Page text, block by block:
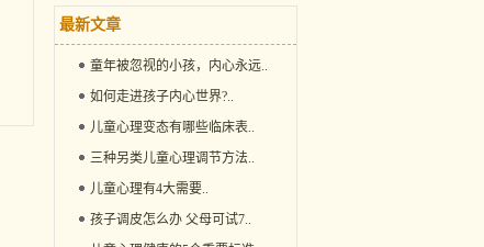
最新文章
童年被忽视的小孩，内心永远..
如何走进孩子内心世界?..
儿童心理变态有哪些临床表..
三种另类儿童心理调节方法..
儿童心理有4大需要..
孩子调皮怎么办 父母可试7..